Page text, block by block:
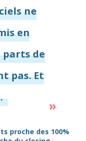
ne
en
parts de
pas. Et
proche des 100%